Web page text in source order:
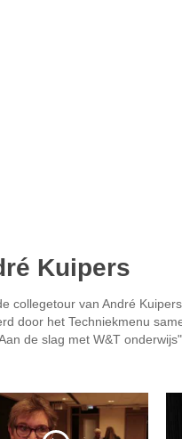
Kuipers
collegetour van André
door het Techniekmenu
de slag met W&T